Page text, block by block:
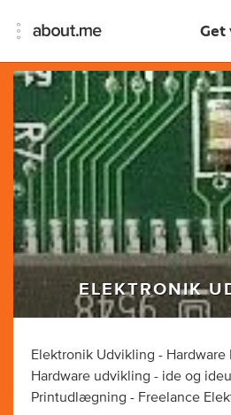
Get
ELEKTRONIK
Elektronik Udvikling -
Hardware udvikling - ide og
Printudlægning - Freelance